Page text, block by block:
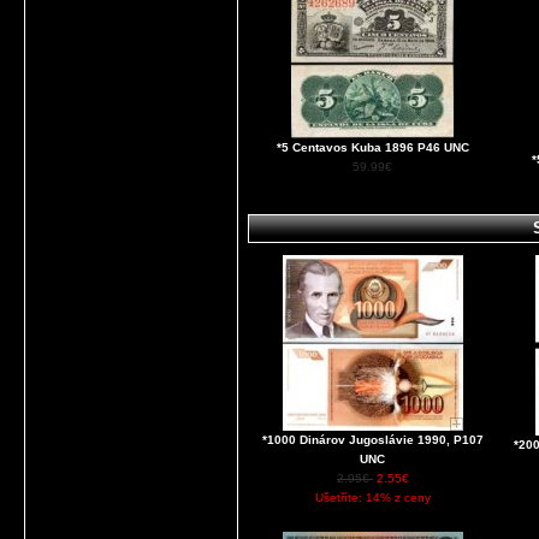
*5 Centavos Kuba 1896 P46 UNC
59.99€
*1000 Dinárov Jugoslávie 1990, P107
UNC
2.95€ 2.55€
Ušetříte: 14% z ceny